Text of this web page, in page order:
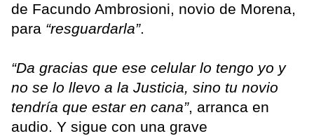
de Facundo Ambrosioni, novio de Morena,
para “resguardarla”.
“Da gracias que ese celular lo tengo yo y
no se lo llevo a la Justicia, sino tu novio
tendría que estar en cana”, arranca en
audio. Y sigue con una grave